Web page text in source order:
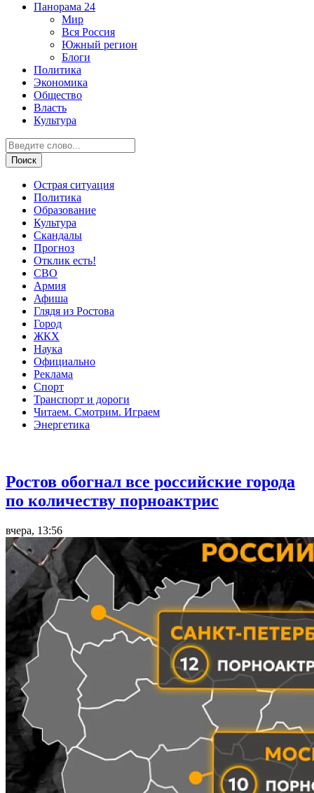
Панорама 24
Мир
Вся Россия
Южный регион
Блоги
Политика
Экономика
Общество
Власть
Культура
Острая ситуация
Политика
Образование
Культура
Скандалы
Прогноз
Отклик есть!
СВО
Армия
Афиша
Глядя из Ростова
Город
ЖКХ
Наука
Официально
Реклама
Спорт
Транспорт и дороги
Читаем. Смотрим. Играем
Энергетика
Ростов обогнал все российские города
по количеству порноактрис
вчера, 13:56